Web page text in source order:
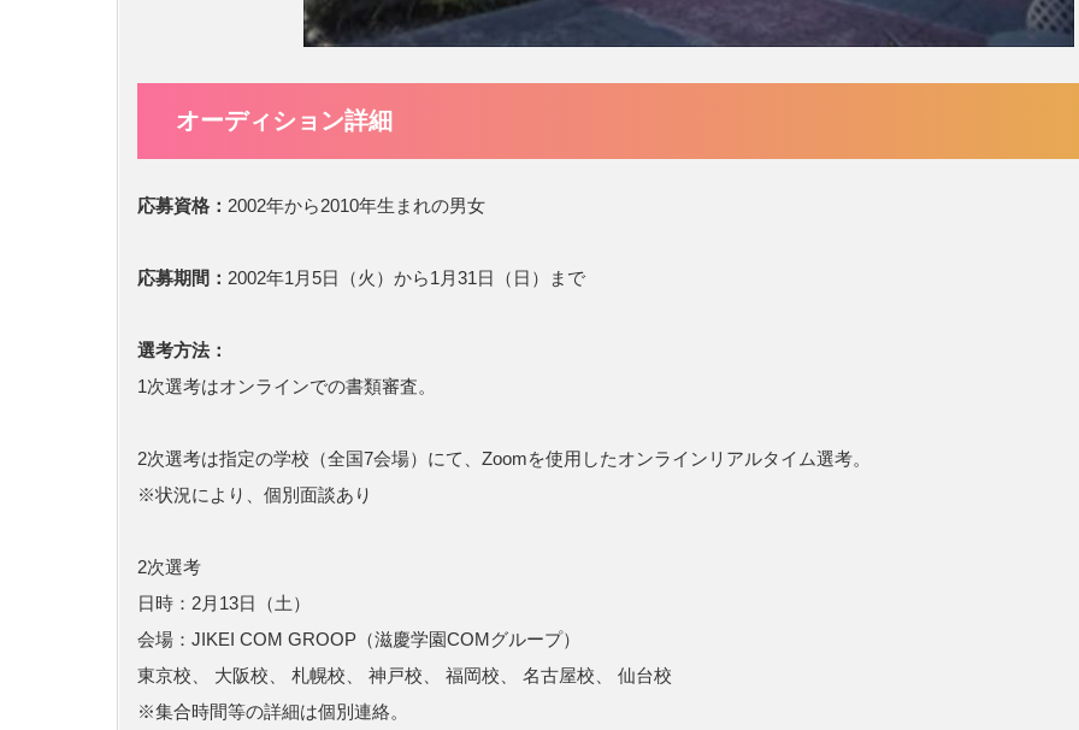
オーディション詳細
応募資格： 2002年から2010年生まれの男女
応募期間： 2002年1月5日（火）から1月31日（日）まで
選考方法：
1次選考はオンラインでの書類審査。
2次選考は指定の学校（全国7会場）にて、Zoomを使用したオンラインリアルタイム選考。
※状況により、個別面談あり
2次選考
日時：2月13日（土）
会場：JIKEI COM GROOP（滋慶学園COMグループ）
東京校、 大阪校、 札幌校、 神戸校、 福岡校、 名古屋校、 仙台校
※集合時間等の詳細は個別連絡。